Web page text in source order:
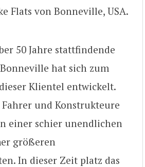
Flats von Bonneville, USA.
50 Jahre stattfindende
hat sich zum
Klientel entwickelt.
und Konstrukteure
einer schier unendlichen
größeren
In dieser Zeit platz das